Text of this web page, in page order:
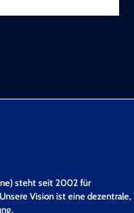
steht seit 2002 für
Vision ist eine dezentrale,